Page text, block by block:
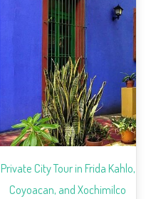
Private City Tour in Frida Kahlo,
Coyoacan, and Xochimilco